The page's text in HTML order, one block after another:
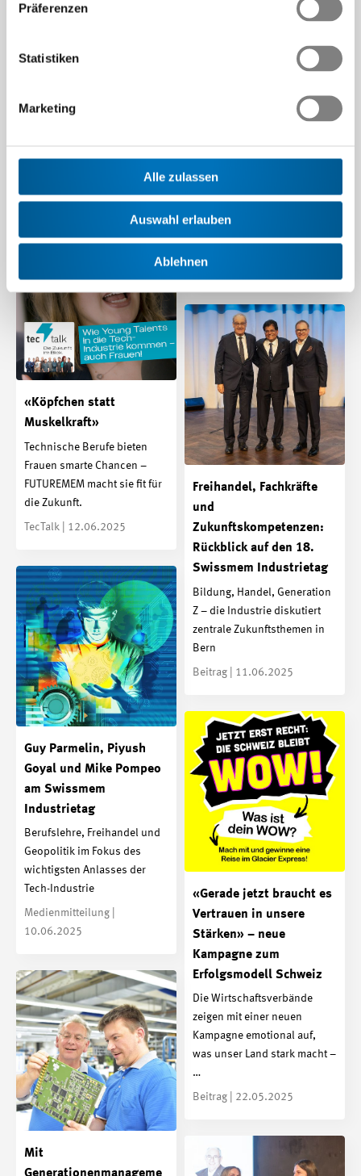
Präferenzen
Statistiken
Marketing
Alle zulassen
Auswahl erlauben
Ablehnen
Swissmem-Unternehmen
entdecken Schülerinnen und
die…
Maturandinnen und
Industrie gewinnen
anspruchsvollen
technischen Berufslehren zu
finden ist für viele Firmen…
Beitrag | 31.07.2025
«Köpfchen statt
Muskelkraft»
Technische Berufe bieten
Frauen smarte Chancen –
FUTUREMEM macht sie fit für
die Zukunft.
TecTalk | 12.06.2025
Freihandel, Fachkräfte
und
Zukunftskompetenzen:
Rückblick auf den 18.
Swissmem Industrietag
Bildung, Handel, Generation
Z – die Industrie diskutiert
zentrale Zukunftsthemen in
Bern
Beitrag | 11.06.2025
Guy Parmelin, Piyush
Goyal und Mike Pompeo
am Swissmem
Industrietag
Berufslehre, Freihandel und
Geopolitik im Fokus des
wichtigsten Anlasses der
Tech-Industrie
Medienmitteilung |
10.06.2025
«Gerade jetzt braucht es
Vertrauen in unsere
Stärken» – neue
Kampagne zum
Erfolgsmodell Schweiz
Die Wirtschaftsverbände
zeigen mit einer neuen
Kampagne emotional auf,
was unser Land stark macht –
…
Beitrag | 22.05.2025
Mit